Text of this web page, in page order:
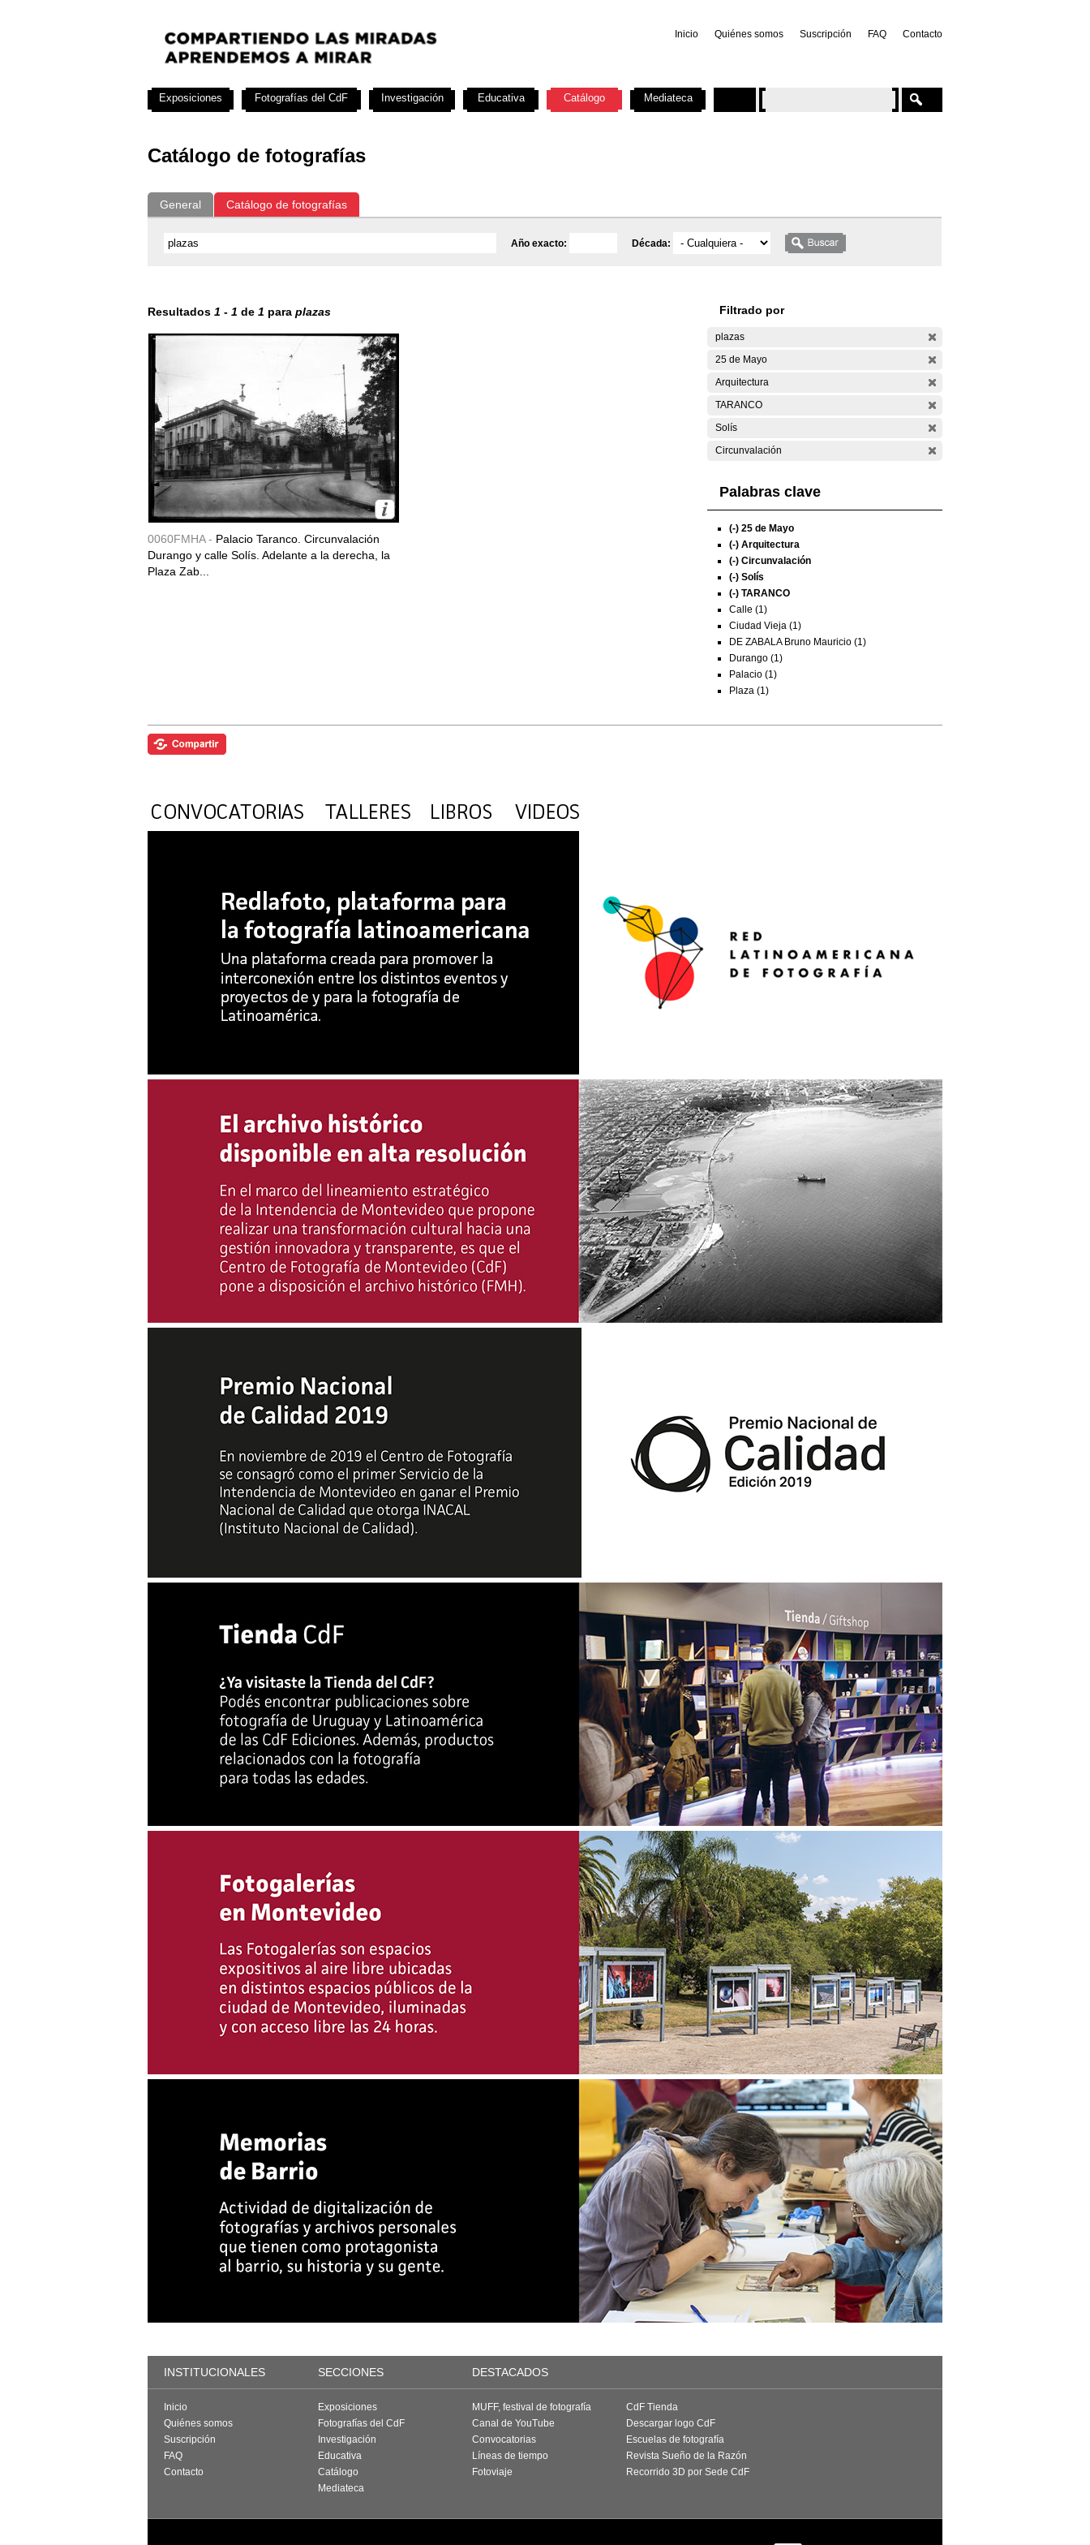
Inicio Quiénes somos Suscripción FAQ Contacto
Catálogo de fotografías
General Catálogo de fotografías
Año exacto: Década:
Resultados 1 - 1 de 1 para plazas
0060FMHA - Palacio Taranco. Circunvalación
Durango y calle Solís. Adelante a la derecha, la
Plaza Zab...
Filtrado por
plazas
25 de Mayo
Arquitectura
TARANCO
Solís
Circunvalación
Palabras clave
(-) 25 de Mayo
(-) Arquitectura
(-) Circunvalación
(-) Solís
(-) TARANCO
Calle (1)
Ciudad Vieja (1)
DE ZABALA Bruno Mauricio (1)
Durango (1)
Palacio (1)
Plaza (1)
Exposiciones Fotografías del CdF Investigación Educativa Catálogo Mediateca
INSTITUCIONALES SECCIONES DESTACADOS
Inicio
Quiénes somos
Suscripción
FAQ
Contacto
Exposiciones
Fotografías del CdF
Investigación
Educativa
Catálogo
Mediateca
MUFF, festival de fotografía
Canal de YouTube
Convocatorias
Líneas de tiempo
Fotoviaje
CdF Tienda
Descargar logo CdF
Escuelas de fotografía
Revista Sueño de la Razón
Recorrido 3D por Sede CdF